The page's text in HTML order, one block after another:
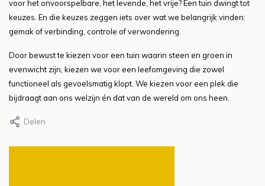
voor het onvoorspelbare, het levende, het vrije? Een tuin dwingt tot
keuzes. En die keuzes zeggen iets over wat we belangrijk vinden:
gemak of verbinding, controle of verwondering.
Door bewust te kiezen voor een tuin waarin steen en groen in
evenwicht zijn, kiezen we voor een leefomgeving die zowel
functioneel als gevoelsmatig klopt. We kiezen voor een plek die
bijdraagt aan ons welzijn én dat van de wereld om ons heen.
Delen